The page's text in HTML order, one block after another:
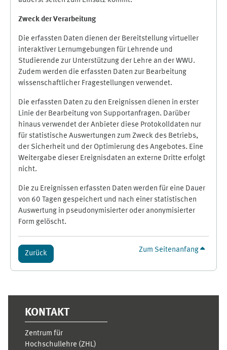
Zweck der Verarbeitung
Die erfassten Daten dienen der Bereitstellung virtueller
interaktiver Lernumgebungen für Lehrende und
Studierende zur Unterstützung der Lehre an der WWU.
Zudem werden die erfassten Daten zur Bearbeitung
wissenschaftlicher Fragestellungen verwendet.
Die erfassten Daten zu den Ereignissen dienen in erster
Linie der Bearbeitung von Supportanfragen. Darüber
hinaus verwendet der Anbieter diese Protokolldaten nur
für statistische Auswertungen zum Zweck des Betriebs,
der Sicherheit und der Optimierung des Angebotes. Eine
Weitergabe dieser Ereignisdaten an externe Dritte erfolgt
nicht.
Die zu Ereignissen erfassten Daten werden für eine Dauer
von 60 Tagen gespeichert und nach einer statistischen
Auswertung in pseudonymisierter oder anonymisierter
Form gelöscht.
Zurück Zum Seitenanfang
KONTAKT
Zentrum für
Hochschullehre (ZHL)